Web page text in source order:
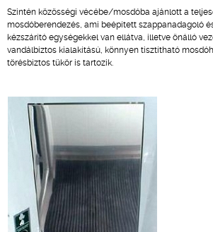
Szintén közösségi vécébe/mosdóba ajánlott a
mosdóberendezés, ami beépített szappanadagoló
kézszárító egységekkel van ellátva, illetve önálló
vandálbiztos kialakítású, könnyen tisztítható
törésbiztos tükör is tartozik.